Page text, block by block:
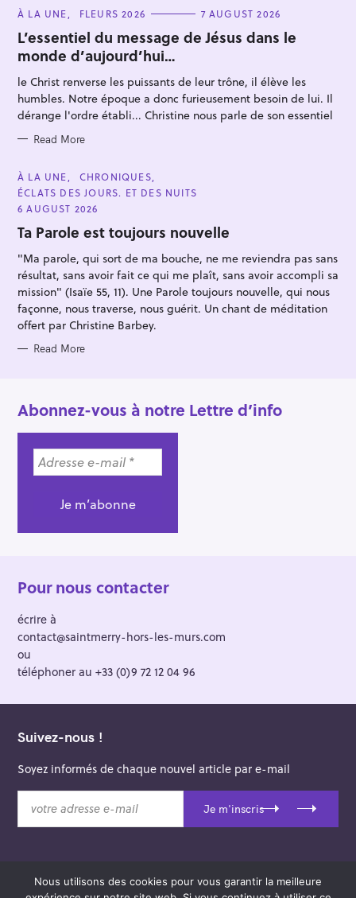
C
T
E
G
O
R
I
E
S
À LA UNE FLEURS 2026 7 AUGUST 2026
L’essentiel du message de Jésus dans le
monde d’aujourd’hui…
le Christ renverse les puissants de leur trône, il élève les
humbles. Notre époque a donc furieusement besoin de lui. Il
dérange l'ordre établi... Christine nous parle de son essentiel
Read More
C
A
T
E
O
R
E
À LA UNE
CHRONIQUES
ÉCLATS DES JOURS. ET DES NUITS
6 AUGUST 2026
Ta Parole est toujours nouvelle
"Ma parole, qui sort de ma bouche, ne me reviendra pas sans
résultat, sans avoir fait ce qui me plaît, sans avoir accompli sa
mission" (Isaïe 55, 11). Une Parole toujours nouvelle, qui nous
façonne, nous traverse, nous guérit. Un chant de méditation
offert par Christine Barbey.
Read More
Abonnez-vous à notre Lettre d’info
Pour nous contacter
écrire à
contact@saintmerry-hors-les-murs.com
ou
téléphoner au +33 (0)9 72 12 04 96
Suivez-nous !
Soyez informés de chaque nouvel article par e-mail
t
Je m'inscris
© 2026 Saint-Merry Hors-les-Murs.
e
a
r
h
f
Nous utilisons des cookies pour vous garantir la meilleure